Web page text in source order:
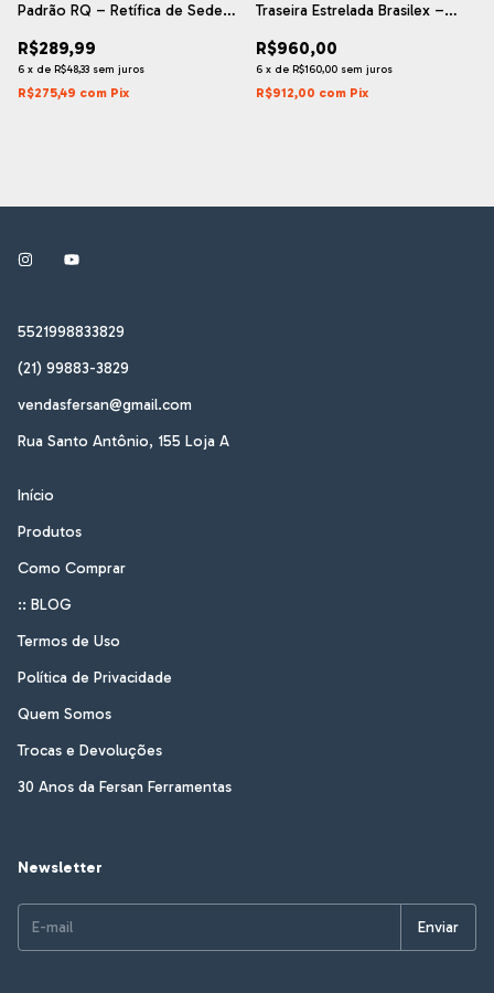
Padrão RQ – Retífica de Sede
R$289,99
6 x de R$48,33 sem juros
R$275,49 com Pix
Traseira Estrelada Brasilex –
R$960,00
6 x de R$160,00 sem juros
R$912,00 com Pix
5521998833829
(21) 99883-3829
vendasfersan@gmail.com
Rua Santo Antônio, 155 Loja A
Início
Produtos
Como Comprar
:: BLOG
Termos de Uso
Política de Privacidade
Quem Somos
Trocas e Devoluções
30 Anos da Fersan Ferramentas
Newsletter